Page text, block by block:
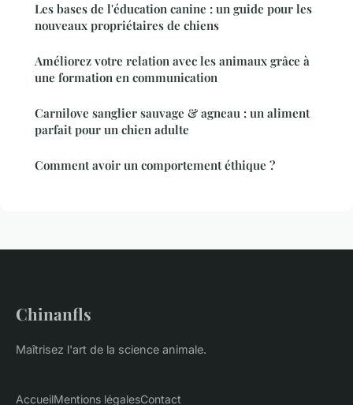
Les bases de l'éducation canine : un guide pour les
nouveaux propriétaires de chiens
Améliorez votre relation avec les animaux grâce à
une formation en communication
Carnilove sanglier sauvage & agneau : un aliment
parfait pour un chien adulte
Comment avoir un comportement éthique ?
Chinanfls
Maîtrisez l'art de la science animale.
AccueilMentions légalesContact